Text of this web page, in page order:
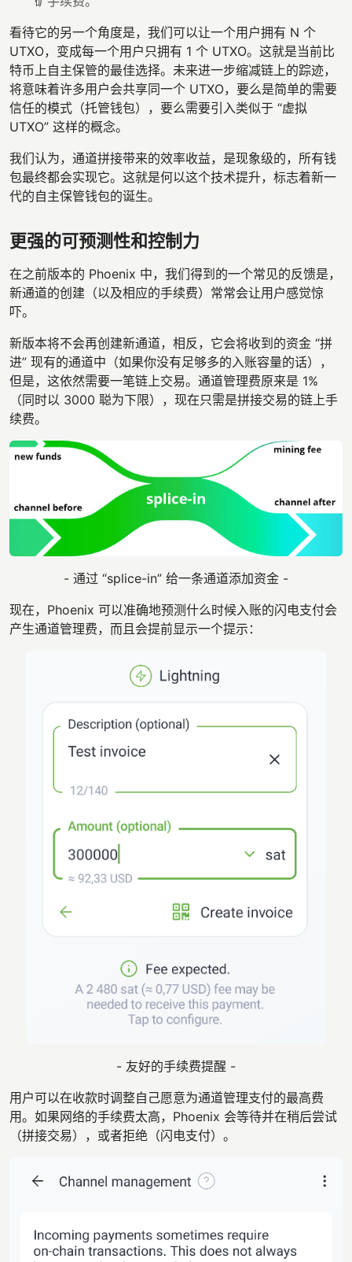
看待它的另一个角度是，我们可以让一个用户拥有 N 个
UTXO，变成每一个用户只拥有 1 个 UTXO。这就是当前比
特币上自主保管的最佳选择。未来进一步缩减链上的踪迹，
将意味着许多用户会共享同一个 UTXO，要么是简单的需要
信任的模式（托管钱包），要么需要引入类似于 “虚拟
UTXO” 这样的概念。
我们认为，通道拼接带来的效率收益，是现象级的，所有钱
包最终都会实现它。这就是何以这个技术提升，标志着新一
代的自主保管钱包的诞生。
更强的可预测性和控制力
在之前版本的 Phoenix 中，我们得到的一个常见的反馈是，
新通道的创建（以及相应的手续费）常常会让用户感觉惊
吓。
新版本将不会再创建新通道，相反，它会将收到的资金 “拼
进” 现有的通道中（如果你没有足够多的入账容量的话），
但是，这依然需要一笔链上交易。通道管理费原来是 1%
（同时以 3000 聪为下限），现在只需是拼接交易的链上手
续费。
- 通过 “splice-in” 给一条通道添加资金 -
现在，Phoenix 可以准确地预测什么时候入账的闪电支付会
产生通道管理费，而且会提前显示一个提示：
- 友好的手续费提醒 -
用户可以在收款时调整自己愿意为通道管理支付的最高费
用。如果网络的手续费太高，Phoenix 会等待并在稍后尝试
（拼接交易），或者拒绝（闪电支付）。